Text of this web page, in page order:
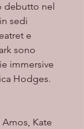
debutto nel
sedi
e
sono
immersive
Hodges.